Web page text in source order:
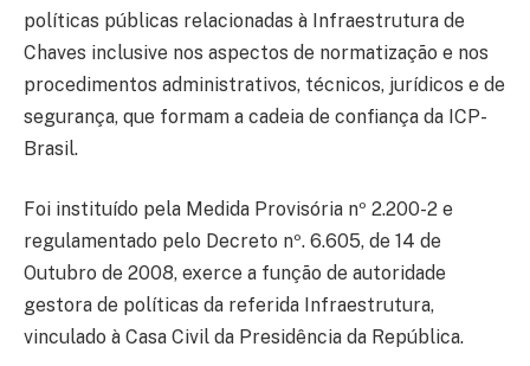
políticas públicas relacionadas à Infraestrutura de
Chaves inclusive nos aspectos de normatização e nos
procedimentos administrativos, técnicos, jurídicos e de
segurança, que formam a cadeia de confiança da ICP-
Brasil.
Foi instituído pela Medida Provisória nº 2.200-2 e
regulamentado pelo Decreto nº. 6.605, de 14 de
Outubro de 2008, exerce a função de autoridade
gestora de políticas da referida Infraestrutura,
vinculado à Casa Civil da Presidência da República.